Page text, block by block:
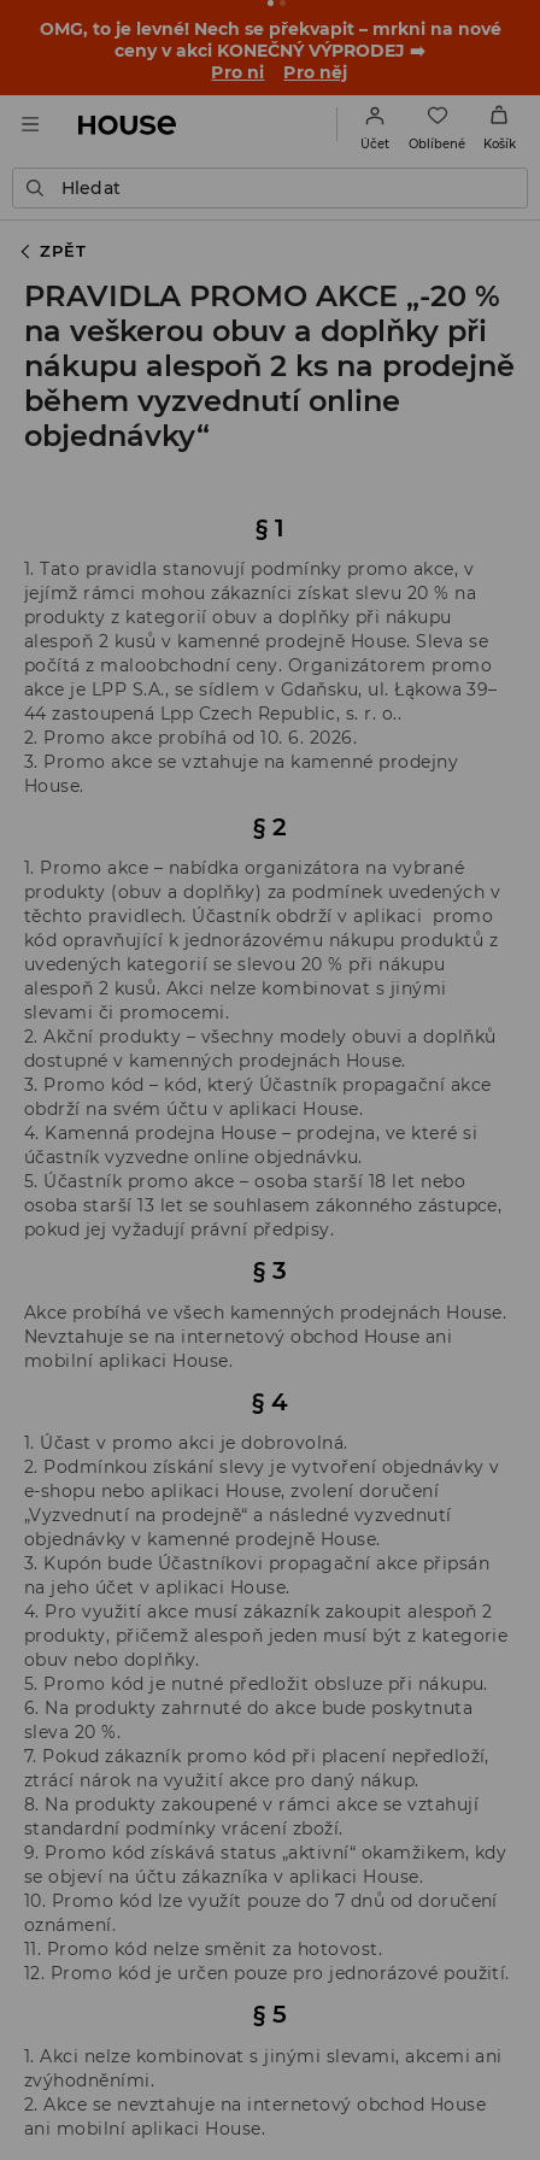
-30 % na PRODUKT DNE 🛍️ Podrobnosti o kupónu a akci
nalezneš ve svém zákaznickém účtu 💸
NAINSTALUJTE SI APLIKACI >>
Účet Oblíbené Košík
Hledat
ZPĚT
PRAVIDLA PROMO AKCE „-20 %
na veškerou obuv a doplňky při
nákupu alespoň 2 ks na prodejně
během vyzvednutí online
objednávky“
§ 1
1. Tato pravidla stanovují podmínky promo akce, v
jejímž rámci mohou zákazníci získat slevu 20 % na
produkty z kategorií obuv a doplňky při nákupu
alespoň 2 kusů v kamenné prodejně House. Sleva se
počítá z maloobchodní ceny. Organizátorem promo
akce je LPP S.A., se sídlem v Gdaňsku, ul. Łąkowa 39–
44 zastoupená Lpp Czech Republic, s. r. o..
2. Promo akce probíhá od 10. 6. 2026.
3. Promo akce se vztahuje na kamenné prodejny
House.
§ 2
1. Promo akce – nabídka organizátora na vybrané
produkty (obuv a doplňky) za podmínek uvedených v
těchto pravidlech. Účastník obdrží v aplikaci promo
kód opravňující k jednorázovému nákupu produktů z
uvedených kategorií se slevou 20 % při nákupu
alespoň 2 kusů. Akci nelze kombinovat s jinými
slevami či promocemi.
2. Akční produkty – všechny modely obuvi a doplňků
dostupné v kamenných prodejnách House.
3. Promo kód – kód, který Účastník propagační akce
obdrží na svém účtu v aplikaci House.
4. Kamenná prodejna House – prodejna, ve které si
účastník vyzvedne online objednávku.
5. Účastník promo akce – osoba starší 18 let nebo
osoba starší 13 let se souhlasem zákonného zástupce,
pokud jej vyžadují právní předpisy.
§ 3
Akce probíhá ve všech kamenných prodejnách House.
Nevztahuje se na internetový obchod House ani
mobilní aplikaci House.
§ 4
1. Účast v promo akci je dobrovolná.
2. Podmínkou získání slevy je vytvoření objednávky v
e-shopu nebo aplikaci House, zvolení doručení
„Vyzvednutí na prodejně“ a následné vyzvednutí
objednávky v kamenné prodejně House.
3. Kupón bude Účastníkovi propagační akce připsán
na jeho účet v aplikaci House.
4. Pro využití akce musí zákazník zakoupit alespoň 2
produkty, přičemž alespoň jeden musí být z kategorie
obuv nebo doplňky.
5. Promo kód je nutné předložit obsluze při nákupu.
6. Na produkty zahrnuté do akce bude poskytnuta
sleva 20 %.
7. Pokud zákazník promo kód při placení nepředloží,
ztrácí nárok na využití akce pro daný nákup.
8. Na produkty zakoupené v rámci akce se vztahují
standardní podmínky vrácení zboží.
9. Promo kód získává status „aktivní“ okamžikem, kdy
se objeví na účtu zákazníka v aplikaci House.
10. Promo kód lze využít pouze do 7 dnů od doručení
oznámení.
11. Promo kód nelze směnit za hotovost.
12. Promo kód je určen pouze pro jednorázové použití.
§ 5
1. Akci nelze kombinovat s jinými slevami, akcemi ani
zvýhodněními.
2. Akce se nevztahuje na internetový obchod House
ani mobilní aplikaci House.